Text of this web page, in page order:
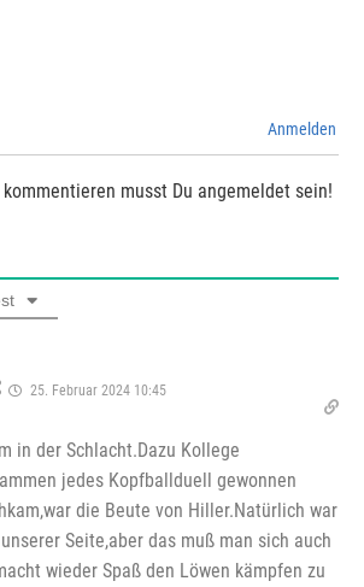
Anmelden
musst Du angemeldet sein!
25. Februar 2024 10:45
in der Schlacht.Dazu Kollege
jedes Kopfballduell gewonnen
die Beute von Hiller.Natürlich war
Seite,aber das muß man sich auch
wieder Spaß den Löwen kämpfen zu